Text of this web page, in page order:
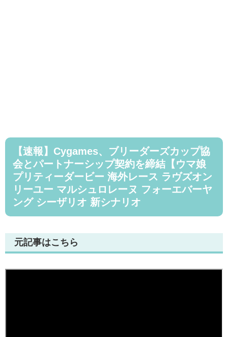
【速報】Cygames、ブリーダーズカップ協
会とパートナーシップ契約を締結【ウマ娘
プリティーダービー 海外レース ラヴズオン
リーユー マルシュロレーヌ フォーエバーヤ
ング シーザリオ 新シナリオ
元記事はこちら